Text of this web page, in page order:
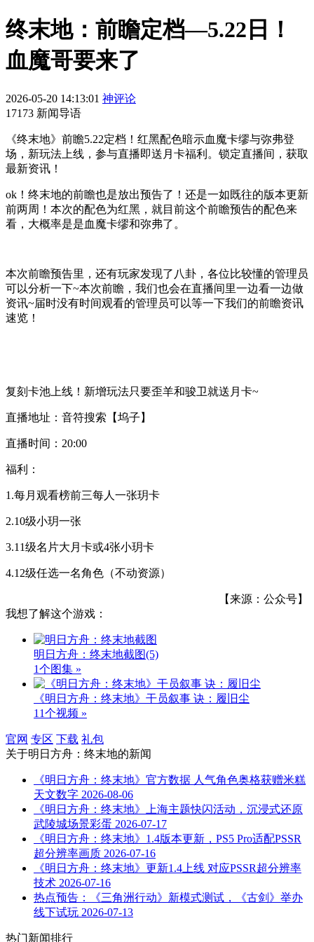
终末地：前瞻定档—5.22日！
血魔哥要来了
2026-05-20 14:13:01 神评论
17173 新闻导语
《终末地》前瞻5.22定档！红黑配色暗示血魔卡缪与弥弗登
场，新玩法上线，参与直播即送月卡福利。锁定直播间，获取
最新资讯！
ok！终末地的前瞻也是放出预告了！还是一如既往的版本更新
前两周！本次的配色为红黑，就目前这个前瞻预告的配色来
看，大概率是是血魔卡缪和弥弗了。
本次前瞻预告里，还有玩家发现了八卦，各位比较懂的管理员
可以分析一下~本次前瞻，我们也会在直播间里一边看一边做
资讯~届时没有时间观看的管理员可以等一下我们的前瞻资讯
速览！
复刻卡池上线！新增玩法只要歪羊和骏卫就送月卡~
直播地址：音符搜索【坞子】
直播时间：20:00
福利：
1.每月观看榜前三每人一张玥卡
2.10级小玥一张
3.11级名片大月卡或4张小玥卡
4.12级任选一名角色（不动资源）
【来源：公众号】
我想了解这个游戏：
明日方舟：终末地截图(5)
1个图集 »
《明日方舟：终末地》干员叙事 诀：履旧尘
11个视频 »
官网 专区 下载 礼包
关于明日方舟：终末地的新闻
《明日方舟：终末地》官方数据 人气角色奥格获赠米糕
天文数字 2026-08-06
《明日方舟：终末地》上海主题快闪活动，沉浸式还原
武陵城场景彩蛋 2026-07-17
《明日方舟：终末地》1.4版本更新，PS5 Pro适配PSSR
超分辨率画质 2026-07-16
《明日方舟：终末地》更新1.4上线 对应PSSR超分辨率
技术 2026-07-16
热点预告：《三角洲行动》新模式测试，《古剑》举办
线下试玩 2026-07-13
热门新闻排行